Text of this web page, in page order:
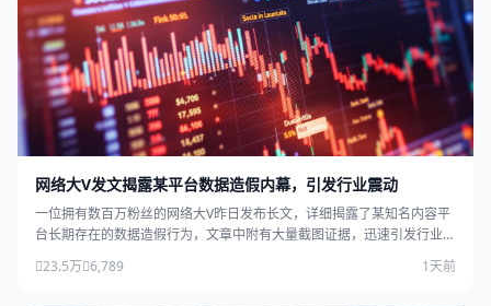
网络大V发文揭露某平台数据造假内幕，引发行业震动
一位拥有数百万粉丝的网络大V昨日发布长文，详细揭露了某知名内容平
台长期存在的数据造假行为，文章中附有大量截图证据，迅速引发行业广
23.5万 6,789 1天前